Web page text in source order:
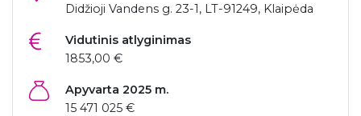
Didžioji Vandens g. 23-1, LT-91249, Klaipėda
Vidutinis atlyginimas
1853,00 €
Apyvarta 2025 m.
15 471 025 €